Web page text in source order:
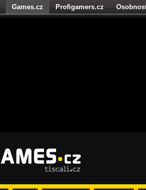
Games.cz Profigamers.cz